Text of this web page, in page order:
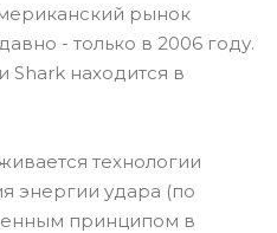
рынок
- только в 2006 году.
Shark находится в
технологии
энергии удара (по
принципом в